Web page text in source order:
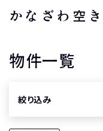
かなざわ空
物件一覧
絞り込み